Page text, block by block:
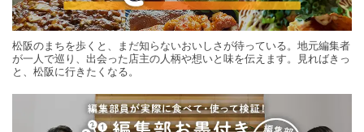
松阪のまちを歩くと、まだ知らないおいしさが待っている。地元編集者
が一人で巡り、出会った店主の人柄や想いと味を伝えます。見ればきっ
と、松阪に行きたくなる。